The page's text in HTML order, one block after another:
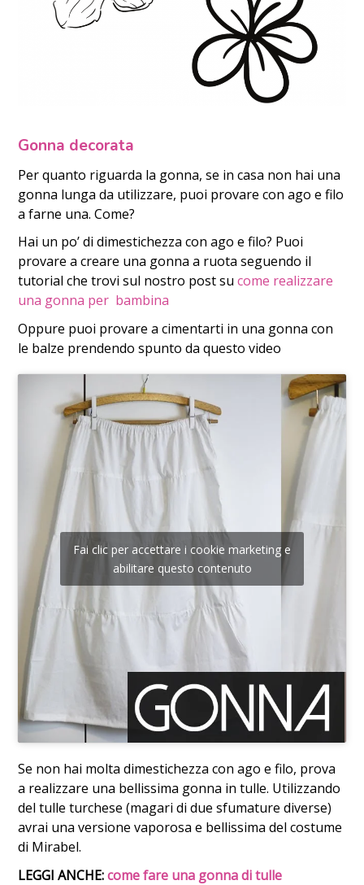
Gonna decorata
Per quanto riguarda la gonna, se in casa non hai una
gonna lunga da utilizzare, puoi provare con ago e filo
a farne una. Come?
Hai un po’ di dimestichezza con ago e filo? Puoi
provare a creare una gonna a ruota seguendo il
tutorial che trovi sul nostro post sucome realizzare
una gonna per bambina
Oppure puoi provare a cimentarti in una gonna con
le balze prendendo spunto da questo video
Fai clic per accettare i cookie marketing e
abilitare questo contenuto
Se non hai molta dimestichezza con ago e filo, prova
a realizzare una bellissima gonna in tulle. Utilizzando
del tulle turchese (magari di due sfumature diverse)
avrai una versione vaporosa e bellissima del costume
di Mirabel.
LEGGI ANCHE:come fare una gonna di tulle